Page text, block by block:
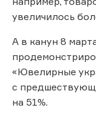
увеличилось
А в канун 8
«Ювелирные
с
на 51%.